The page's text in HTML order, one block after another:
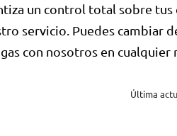
un control total sobre
servicio. Puedes cambiar
con nosotros en cualquier
Última